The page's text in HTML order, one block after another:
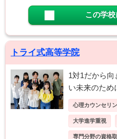
この学
トライ式高等学院
1対1だから
い未来のため
心理カウンセリ
大学進学重視
専門分野の資格